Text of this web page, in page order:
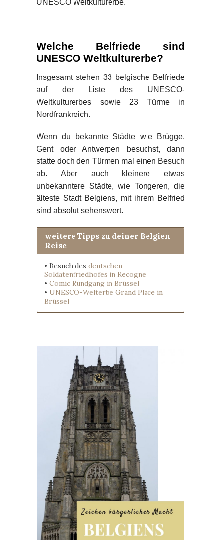
UNESCO Weltkulturerbe.
Welche Belfriede sind
UNESCO Weltkulturerbe?
Insgesamt stehen 33 belgische Belfriede
auf der Liste des UNESCO-
Weltkulturerbes sowie 23 Türme in
Nordfrankreich.
Wenn du bekannte Städte wie Brügge,
Gent oder Antwerpen besuchst, dann
statte doch den Türmen mal einen Besuch
ab. Aber auch kleinere etwas
unbekanntere Städte, wie Tongeren, die
älteste Stadt Belgiens, mit ihrem Belfried
sind absolut sehenswert.
weitere Tipps zu deiner Belgien
Reise
• Besuch des deutschen
Soldatenfriedhofes in Recogne
• Comic Rundgang in Brüssel
• UNESCO-Welterbe Grand Place in
Brüssel